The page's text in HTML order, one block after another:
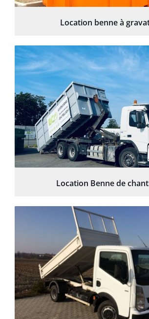
Location benne à
Location Benne de